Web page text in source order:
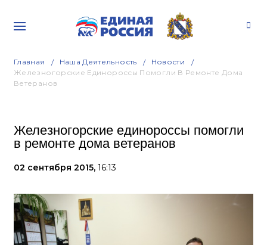
Главная Наша Деятельность
Новости
Железногорские Единороссы Помогли В Ремонте Дома
Ветеранов
Железногорские единороссы помогли
в ремонте дома ветеранов
02 сентября 2015, 16:13